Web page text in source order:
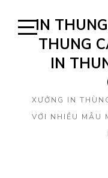
Open
Sidebar
IN
THUNG
IN
XƯỞNG IN
VỚI NHIỀU MẪU